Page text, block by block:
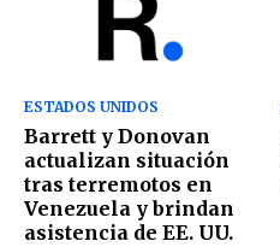
ESTADOS UNIDOS
Barrett y Donovan
actualizan situación
tras terremotos en
Venezuela y brindan
asistencia de EE. UU.